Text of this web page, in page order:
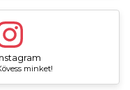
minket!